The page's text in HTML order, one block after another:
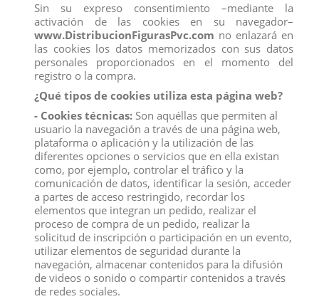
PINGUINO SALTARROCAS
View
View
Sin su expreso consentimiento –mediante la
activación de las cookies en su navegador–
www.DistribucionFigurasPvc.com no enlazará en
las cookies los datos memorizados con sus datos
personales proporcionados en el momento del
registro o la compra.
¿Qué tipos de cookies utiliza esta página web?
- Cookies técnicas: Son aquéllas que permiten al
usuario la navegación a través de una página web,
plataforma o aplicación y la utilización de las
diferentes opciones o servicios que en ella existan
como, por ejemplo, controlar el tráfico y la
comunicación de datos, identificar la sesión, acceder
a partes de acceso restringido, recordar los
elementos que integran un pedido, realizar el
proceso de compra de un pedido, realizar la
solicitud de inscripción o participación en un evento,
utilizar elementos de seguridad durante la
navegación, almacenar contenidos para la difusión
de videos o sonido o compartir contenidos a través
de redes sociales.